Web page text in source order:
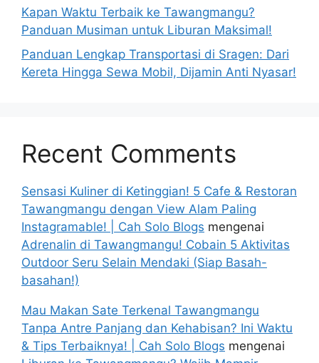
Kapan Waktu Terbaik ke Tawangmangu?
Panduan Musiman untuk Liburan Maksimal!
Panduan Lengkap Transportasi di Sragen: Dari
Kereta Hingga Sewa Mobil, Dijamin Anti Nyasar!
Recent Comments
Sensasi Kuliner di Ketinggian! 5 Cafe & Restoran
Tawangmangu dengan View Alam Paling
Instagramable! | Cah Solo Blogs mengenai
Adrenalin di Tawangmangu! Cobain 5 Aktivitas
Outdoor Seru Selain Mendaki (Siap Basah-
basahan!)
Mau Makan Sate Terkenal Tawangmangu
Tanpa Antre Panjang dan Kehabisan? Ini Waktu
& Tips Terbaiknya! | Cah Solo Blogs mengenai